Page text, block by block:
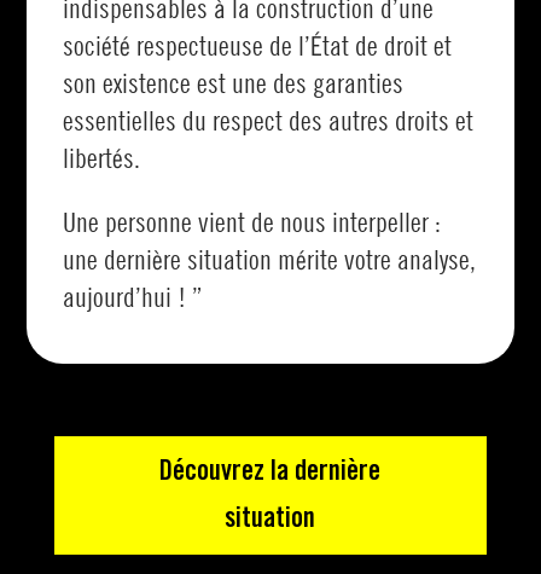
indispensables à la construction d’une
société respectueuse de l’État de droit et
son existence est une des garanties
essentielles du respect des autres droits et
libertés.
Une personne vient de nous interpeller :
une dernière situation mérite votre analyse,
aujourd’hui ! ”
Découvrez la dernière
situation